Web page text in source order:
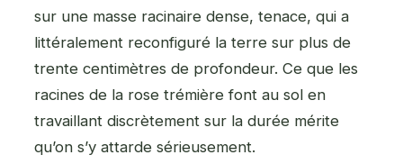
sur une masse racinaire dense, tenace, qui a
littéralement reconfiguré la terre sur plus de
trente centimètres de profondeur. Ce que les
racines de la rose trémière font au sol en
travaillant discrètement sur la durée mérite
qu’on s’y attarde sérieusement.